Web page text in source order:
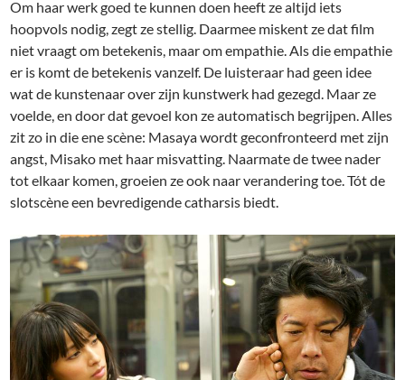
Om haar werk goed te kunnen doen heeft ze altijd iets
hoopvols nodig, zegt ze stellig. Daarmee miskent ze dat film
niet vraagt om betekenis, maar om empathie. Als die empathie
er is komt de betekenis vanzelf. De luisteraar had geen idee
wat de kunstenaar over zijn kunstwerk had gezegd. Maar ze
voelde, en door dat gevoel kon ze automatisch begrijpen. Alles
zit zo in die ene scène: Masaya wordt geconfronteerd met zijn
angst, Misako met haar misvatting. Naarmate de twee nader
tot elkaar komen, groeien ze ook naar verandering toe. Tót de
slotscène een bevredigende catharsis biedt.